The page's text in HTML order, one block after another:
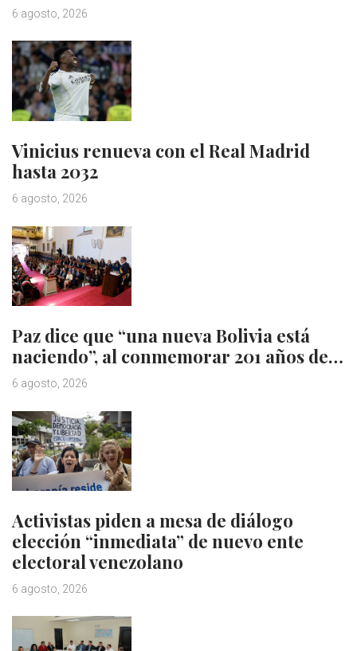
6 agosto, 2026
Vinicius renueva con el Real Madrid
hasta 2032
6 agosto, 2026
Paz dice que “una nueva Bolivia está
naciendo”, al conmemorar 201 años de…
6 agosto, 2026
Activistas piden a mesa de diálogo
elección “inmediata” de nuevo ente
electoral venezolano
6 agosto, 2026